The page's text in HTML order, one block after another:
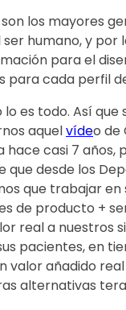
los mayores
humano, y por
para el
para cada perfil
es todo. Así que
aquelvídeo de
casi 7 años,
que desde los
que trabajar en
de producto +
real a nuestros
pacientes, en
valor añadido
alternativas